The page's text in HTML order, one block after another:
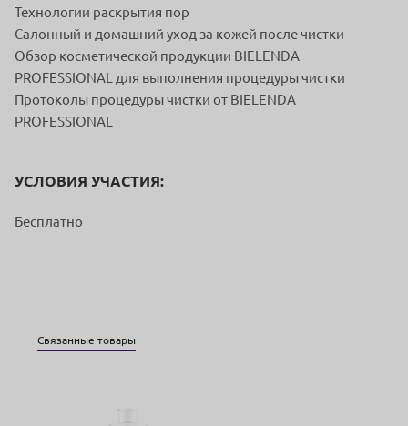
Технологии раскрытия пор
Салонный и домашний уход за кожей после чистки
Обзор косметической продукции BIELENDA
PROFESSIONAL для выполнения процедуры чистки
Протоколы процедуры чистки от BIELENDA
PROFESSIONAL
УСЛОВИЯ УЧАСТИЯ:
Бесплатно
Связанные товары